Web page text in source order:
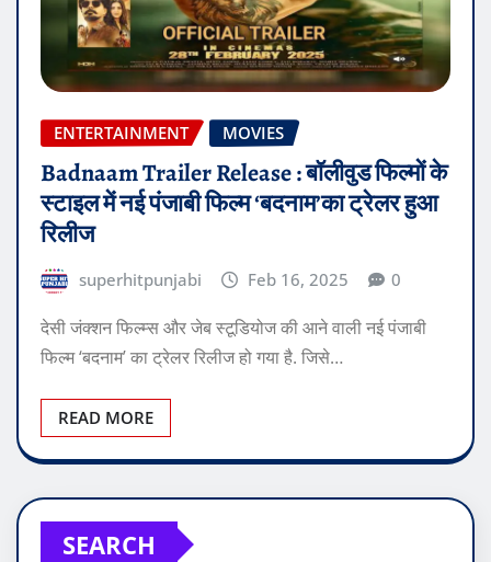
ENTERTAINMENT MOVIES
Badnaam Trailer Release : बॉलीवुड फिल्मों के
स्टाइल में नई पंजाबी फिल्म ‘बदनाम’का ट्रेलर हुआ
रिलीज
superhitpunjabi Feb 16, 2025 0
देसी जंक्शन फिल्म्स और जेब स्टूडियोज की आने वाली नई पंजाबी
फिल्म ‘बदनाम’ का ट्रेलर रिलीज हो गया है. जिसे…
READ MORE
SEARCH